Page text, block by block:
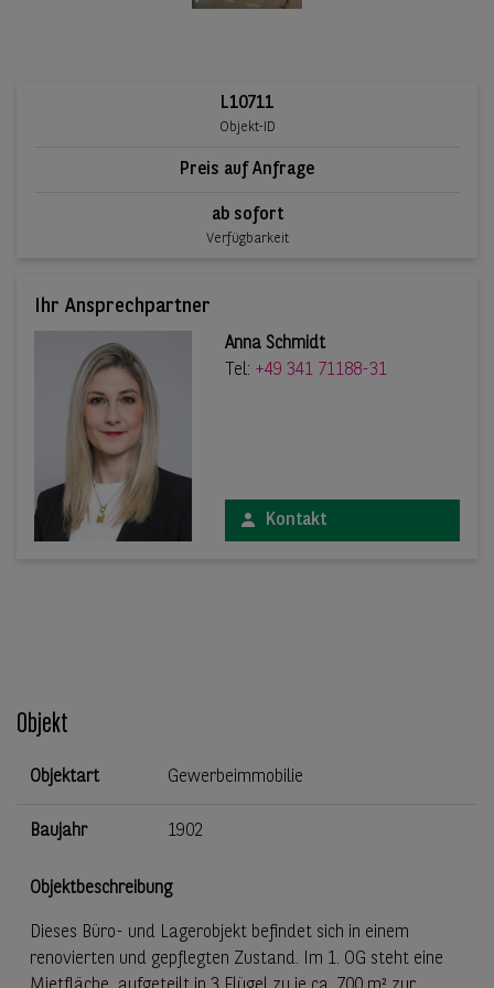
L10711
Objekt-ID
Preis auf Anfrage
ab sofort
Verfügbarkeit
Ihr Ansprechpartner
Anna Schmidt
Tel: +49 341 71188-31
Kontakt
Objekt
Objektart Gewerbeimmobilie
Baujahr 1902
Objektbeschreibung
Dieses Büro- und Lagerobjekt befindet sich in einem
renovierten und gepflegten Zustand. Im 1. OG steht eine